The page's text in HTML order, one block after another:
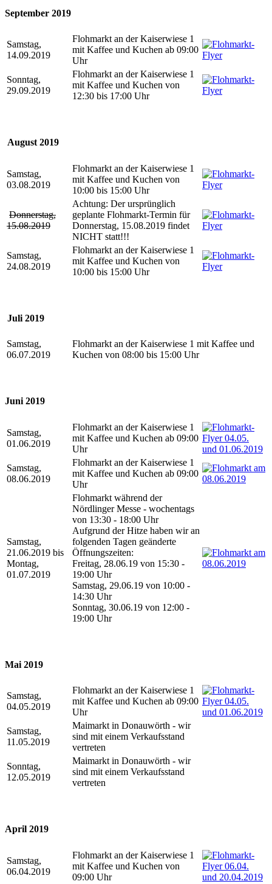
September 2019
Samstag,
14.09.2019
Flohmarkt an der Kaiserwiese 1
mit Kaffee und Kuchen ab 09:00
Uhr
Sonntag,
29.09.2019
Flohmarkt an der Kaiserwiese 1
mit Kaffee und Kuchen von
12:30 bis 17:00 Uhr
August 2019
Samstag,
03.08.2019
Flohmarkt an der Kaiserwiese 1
mit Kaffee und Kuchen von
10:00 bis 15:00 Uhr
Donnerstag,
15.08.2019
Achtung: Der ursprünglich
geplante Flohmarkt-Termin für
Donnerstag, 15.08.2019 findet
NICHT statt!!!
Samstag,
24.08.2019
Flohmarkt an der Kaiserwiese 1
mit Kaffee und Kuchen von
10:00 bis 15:00 Uhr
Juli 2019
Samstag,
06.07.2019
Flohmarkt an der Kaiserwiese 1 mit Kaffee und
Kuchen von 08:00 bis 15:00 Uhr
Juni 2019
Samstag,
01.06.2019
Flohmarkt an der Kaiserwiese 1
mit Kaffee und Kuchen ab 09:00
Uhr
Samstag,
08.06.2019
Flohmarkt an der Kaiserwiese 1
mit Kaffee und Kuchen ab 09:00
Uhr
Samstag,
21.06.2019 bis
Montag,
01.07.2019
Flohmarkt während der
Nördlinger Messe - wochentags
von 13:30 - 18:00 Uhr
Aufgrund der Hitze haben wir an
folgenden Tagen geänderte
Öffnungszeiten:
Freitag, 28.06.19 von 15:30 -
19:00 Uhr
Samstag, 29.06.19 von 10:00 -
14:30 Uhr
Sonntag, 30.06.19 von 12:00 -
19:00 Uhr
Mai 2019
Samstag,
04.05.2019
Flohmarkt an der Kaiserwiese 1
mit Kaffee und Kuchen ab 09:00
Uhr
Samstag,
11.05.2019
Maimarkt in Donauwörth - wir
sind mit einem Verkaufsstand
vertreten
Sonntag,
12.05.2019
Maimarkt in Donauwörth - wir
sind mit einem Verkaufsstand
vertreten
April 2019
Samstag,
06.04.2019
Flohmarkt an der Kaiserwiese 1
mit Kaffee und Kuchen von
09:00 Uhr